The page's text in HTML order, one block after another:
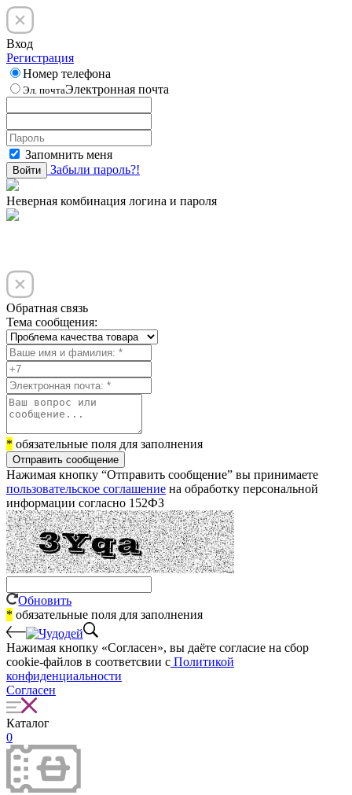
Вход
Регистрация
Номер телефона
Эл. почтаЭлектронная почта
Запомнить меня
Войти Забыли пароль?!
Неверная комбинация логина и пароля
Обратная связь
Тема сообщения:
* обязательные поля для заполнения
Отправить сообщение
Нажимая кнопку “Отправить сообщение” вы принимаете
пользовательское соглашение на обработку персональной
информации согласно 152ФЗ
Обновить
* обязательные поля для заполнения
Нажимая кнопку «Согласен», вы даёте cогласие на сбор
cookie-файлов в соответсвии с Политикой
конфиденциальности
Согласен
Каталог
0